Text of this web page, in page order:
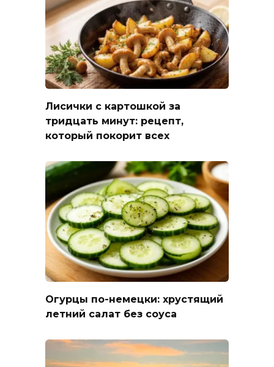
Лисички с картошкой за
тридцать минут: рецепт,
который покорит всех
Огурцы по-немецки: хрустящий
летний салат без соуса